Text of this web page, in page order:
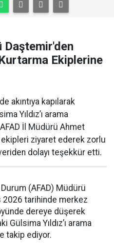
Daştemir'den
Ekiplerine
akıntıya kapılarak
Yıldız’ı arama
İl Müdürü Ahmet
ziyaret ederek zorlu
dolayı teşekkür etti.
(AFAD) Müdürü
2026 tarihinde merkez
dereye düşerek
Gülsima Yıldız’ı arama
takip ediyor.